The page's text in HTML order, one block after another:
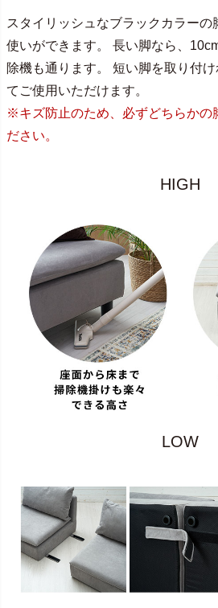
スタイリッシュなブラックカラー
使いができます。 長い脚なら、
除機も通ります。 短い脚を取り付
てご使用いただけます。
※キズ防止のため、必ずどちらかの
ださい。
HIGH
LOW